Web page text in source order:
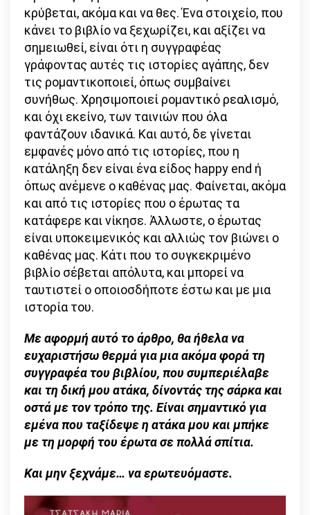
κρύβεται, ακόμα και να θες. Ένα στοιχείο, που
κάνει το βιβλίο να ξεχωρίζει, και αξίζει να
σημειωθεί, είναι ότι η συγγραφέας
γράφοντας αυτές τις ιστορίες αγάπης, δεν
τις ρομαντικοποιεί, όπως συμβαίνει
συνήθως. Χρησιμοποιεί ρομαντικό ρεαλισμό,
και όχι εκείνο, των ταινιών που όλα
φαντάζουν ιδανικά. Και αυτό, δε γίνεται
εμφανές μόνο από τις ιστορίες, που η
κατάληξη δεν είναι ένα είδος happy end ή
όπως ανέμενε ο καθένας μας. Φαίνεται, ακόμα
και από τις ιστορίες που ο έρωτας τα
κατάφερε και νίκησε. Άλλωστε, ο έρωτας
είναι υποκειμενικός και αλλιώς τον βιώνει ο
καθένας μας. Κάτι που το συγκεκριμένο
βιβλίο σέβεται απόλυτα, και μπορεί να
ταυτιστεί ο οποιοσδήποτε έστω και με μια
ιστορία του.
Με αφορμή αυτό το άρθρο, θα ήθελα να
ευχαριστήσω θερμά για μια ακόμα φορά τη
συγγραφέα του βιβλίου, που συμπεριέλαβε
και τη δική μου ατάκα, δίνοντάς της σάρκα και
οστά με τον τρόπο της. Είναι σημαντικό για
εμένα που ταξίδεψε η ατάκα μου και μπήκε
με τη μορφή του έρωτα σε πολλά σπίτια.
Και μην ξεχνάμε… να ερωτευόμαστε.